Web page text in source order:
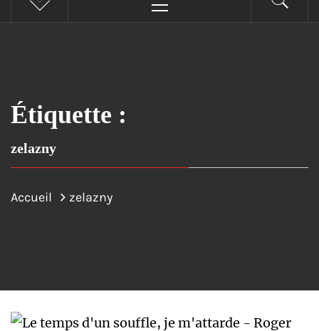
principal
Étiquette :
zelazny
Accueil zelazny